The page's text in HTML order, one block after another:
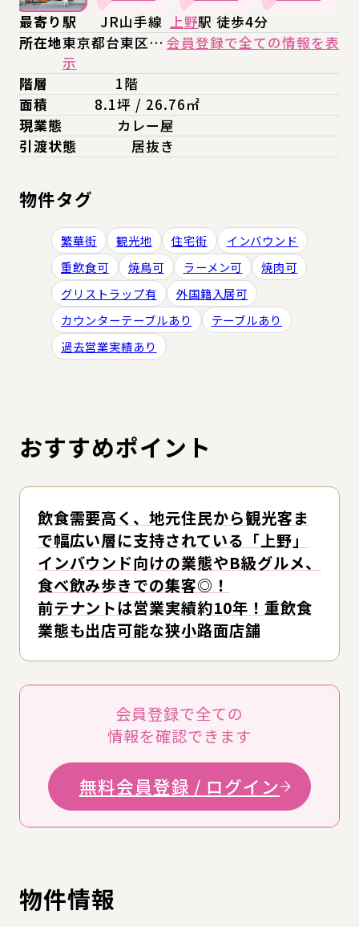
最寄り駅 JR山手線 上野駅 徒歩4分
所在地東京都台東区… 会員登録で全ての情報を表
示
階層
1階
面積
8.1坪 / 26.76㎡
現業態
カレー屋
引渡状態
居抜き
物件タグ
繁華街 観光地 住宅街
インバウンド
重飲食可
焼鳥可 ラーメン可
焼肉可
グリストラップ有
外国籍入居可
カウンターテーブルあり
テーブルあり
過去営業実績あり
おすすめポイント
飲食需要高く、地元住民から観光客ま
で幅広い層に支持されている「上野」
インバウンド向けの業態やB級グルメ、
食べ飲み歩きでの集客◎！
前テナントは営業実績約10年！重飲食
業態も出店可能な狭小路面店舗
会員登録で全ての
情報を確認できます
無料会員登録 / ログイン
物件情報